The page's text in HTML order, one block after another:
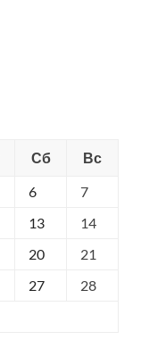
Сб
Вс
6
7
13
14
20
21
27
28